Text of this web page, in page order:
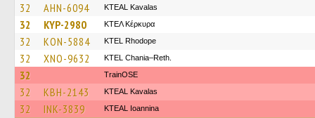
32 AHN-6094 KTEAL Kavalas
32 KYP-2980 ΚΤΕΛ Κέρκυρα
32 KON-5884 KTEL Rhodope
32 XNO-9632 KTEL Chania–Reth.
32 TrainΟSE
32 KBH-2143 KTEAL Kavalas
32 INK-3839 KTEAL Ioannina